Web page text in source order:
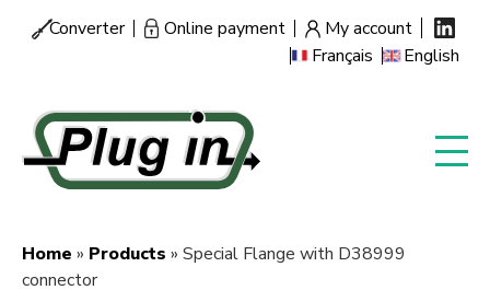
Menu
Converter Online payment
My account
Français
English
Breadcrumb
Home Products
Special Flange with D38999
connector